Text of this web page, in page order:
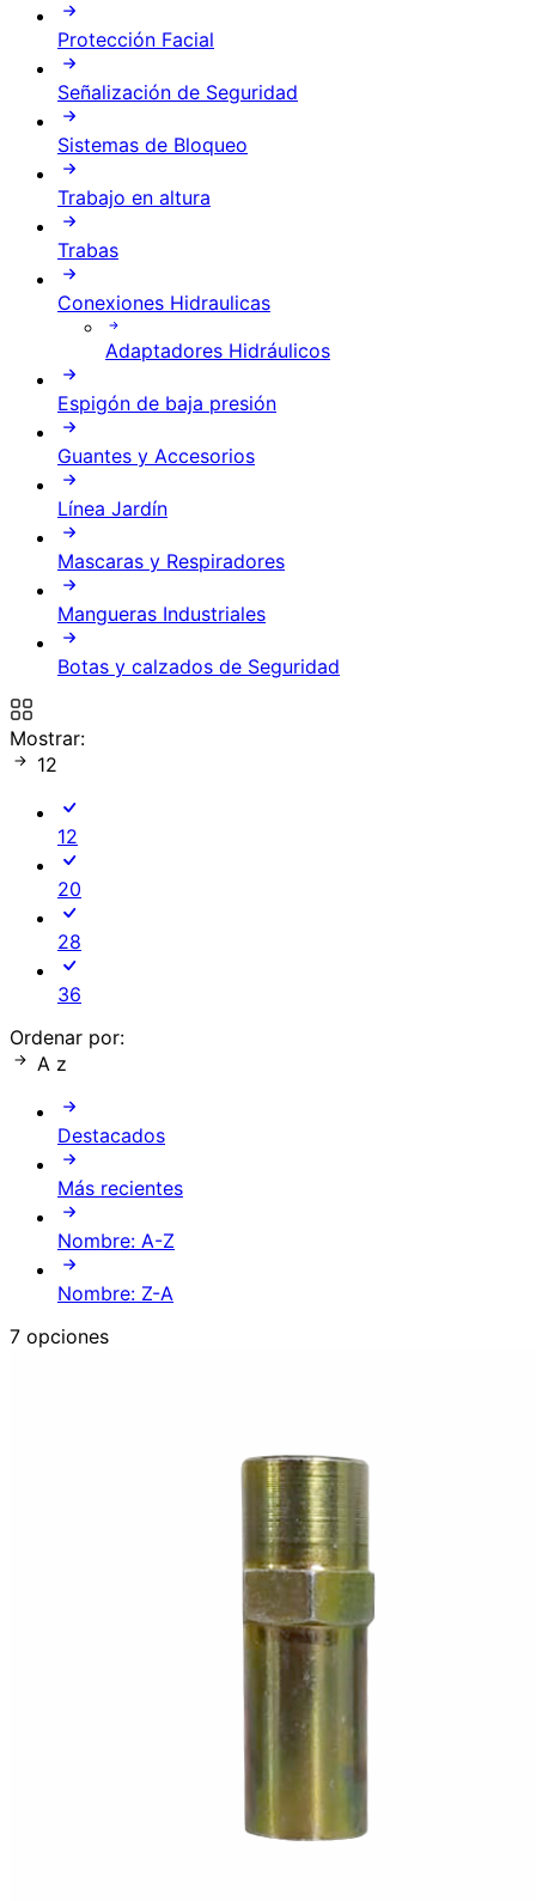
Protección Facial
Señalización de Seguridad
Sistemas de Bloqueo
Trabajo en altura
Trabas
Conexiones Hidraulicas
Adaptadores Hidráulicos
Espigón de baja presión
Guantes y Accesorios
Línea Jardín
Mascaras y Respiradores
Mangueras Industriales
Botas y calzados de Seguridad
Mostrar:
12
12
20
28
36
Ordenar por:
A z
Destacados
Más recientes
Nombre: A-Z
Nombre: Z-A
7 opciones